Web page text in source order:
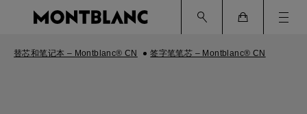
替芯和笔记本 – Montblanc® CN 签字笔笔芯 – Montblanc® CN